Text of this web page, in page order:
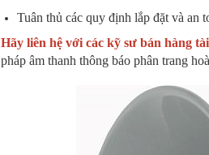
Tuân thủ các quy định lắp đặt và an
Hãy liên hệ với các kỹ sư bán hàng
pháp âm thanh thông báo phân trang